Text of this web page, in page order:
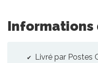
Informations
Livré par Postes